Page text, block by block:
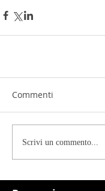
Commenti
Scrivi un commento...